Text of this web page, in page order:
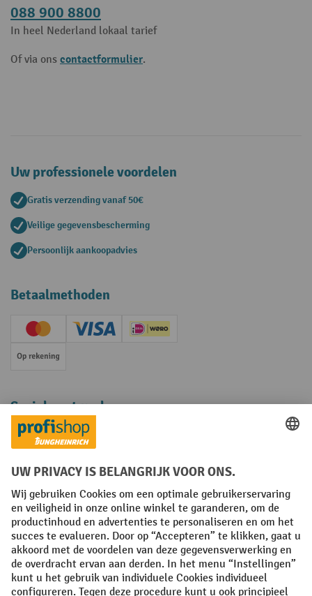
088 900 8800
In heel Nederland lokaal tarief
Of via ons contactformulier.
Uw professionele voordelen
Gratis verzending vanaf 50€
Veilige gegevensbescherming
Persoonlijk aankoopadvies
Betaalmethoden
Creditcard (Master)Creditcard (Visa)iDEAL | Wero
Op rekening
Sociale netwerken
Facebook
YouTube
LinkedInInstagram
Algemene leveringsvoorwaarden Copyright
Privacyverklaring Privacy Instellingen
All prices excl. VAT plusshipping costs and possible delivery charges,
if not stated otherwise.